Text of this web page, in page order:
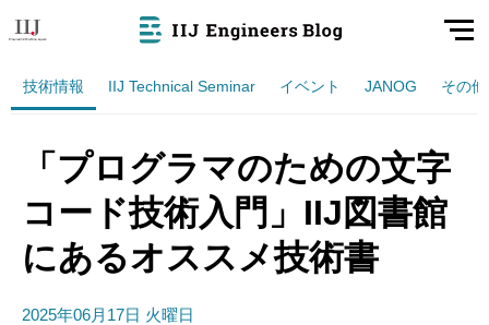
技術情報 IIJ Technical Seminar イベント JANOG その他
「プログラマのための文字
コード技術入門」IIJ図書館
にあるオススメ技術書
2025年06月17日 火曜日